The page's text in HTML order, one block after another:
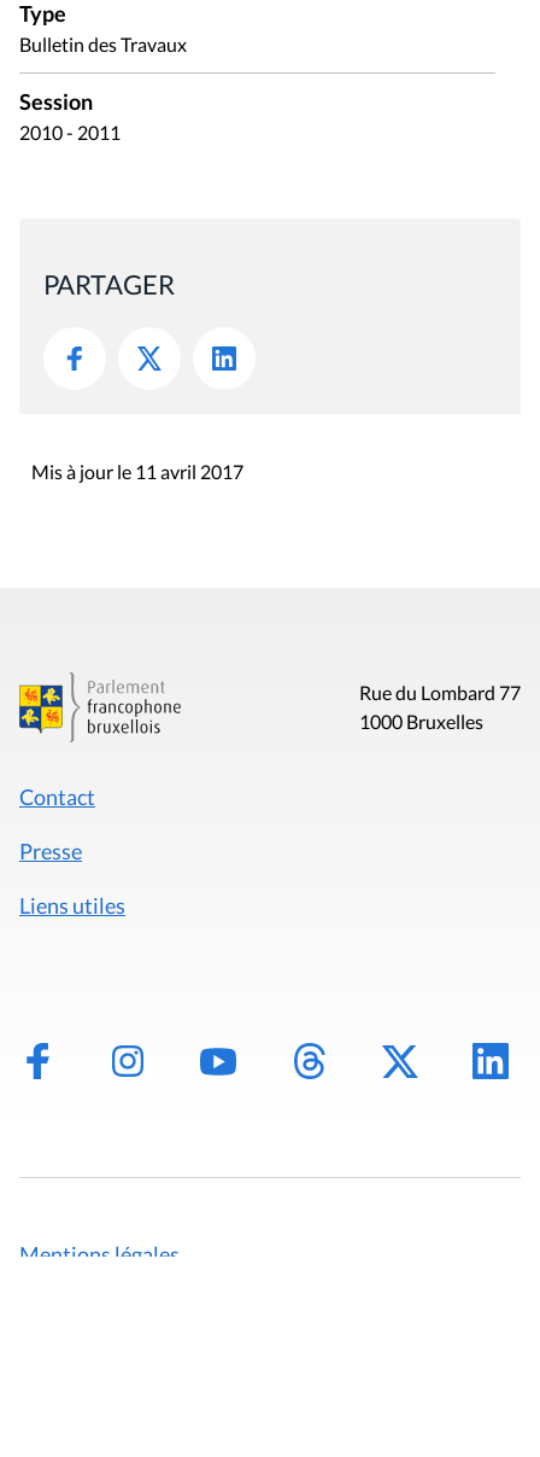
Type
Bulletin des Travaux
Session
2010 - 2011
PARTAGER
Mis à jour le 11 avril 2017
Rue du Lombard 77
1000 Bruxelles
Contact
Presse
Liens utiles
Mentions légales